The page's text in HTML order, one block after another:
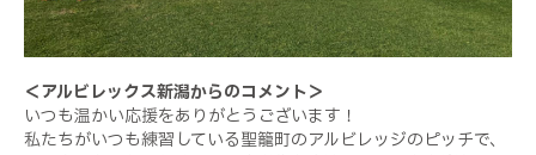
＜アルビレックス新潟からのコメント＞
いつも温かい応援をありがとうございます！
私たちがいつも練習している聖籠町のアルビレッジのピッチで、